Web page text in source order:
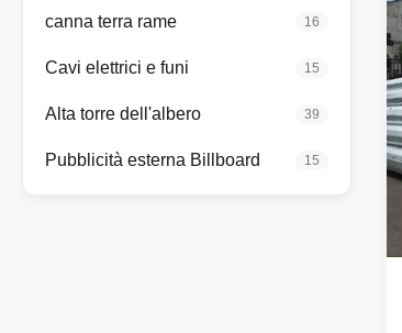
canna terra rame 16
Cavi elettrici e funi 15
Alta torre dell'albero 39
Pubblicità esterna Billboard 15